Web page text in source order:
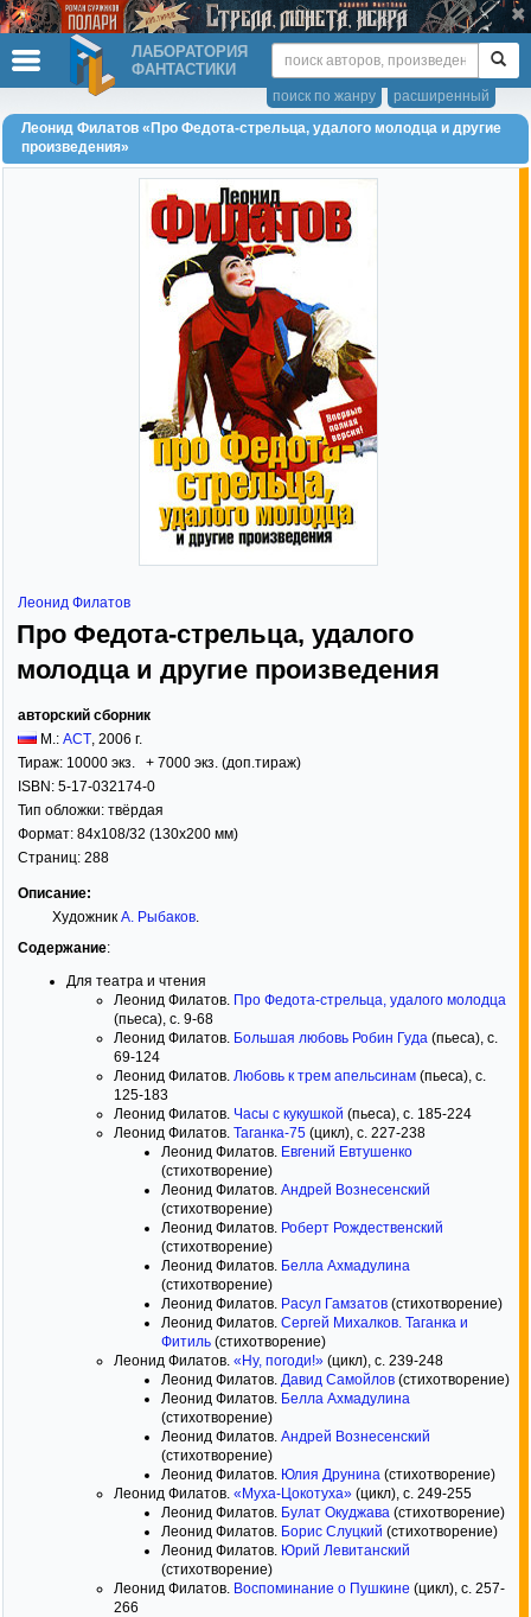
ЛАБОРАТОРИЯ
ФАНТАСТИКИ
расширенный
поиск по жанру
Леонид Филатов «Про Федота-стрельца, удалого молодца и другие
произведения»
Леонид Филатов
Про Федота-стрельца, удалого
молодца и другие произведения
авторский сборник
М.: АСТ, 2006 г.
Тираж: 10000 экз. + 7000 экз. (доп.тираж)
ISBN: 5-17-032174-0
Тип обложки: твёрдая
Формат: 84x108/32 (130x200 мм)
Страниц: 288
Описание:
Художник А. Рыбаков.
Содержание:
Для театра и чтения
Леонид Филатов. Про Федота-стрельца, удалого молодца
(пьеса), с. 9-68
Леонид Филатов. Большая любовь Робин Гуда (пьеса), с.
69-124
Леонид Филатов. Любовь к трем апельсинам (пьеса), с.
125-183
Леонид Филатов. Часы с кукушкой (пьеса), с. 185-224
Леонид Филатов. Таганка-75 (цикл), с. 227-238
Леонид Филатов. Евгений Евтушенко
(стихотворение)
Леонид Филатов. Андрей Вознесенский
(стихотворение)
Леонид Филатов. Роберт Рождественский
(стихотворение)
Леонид Филатов. Белла Ахмадулина
(стихотворение)
Леонид Филатов. Расул Гамзатов (стихотворение)
Леонид Филатов. Сергей Михалков. Таганка и
Фитиль (стихотворение)
Леонид Филатов. «Ну, погоди!» (цикл), с. 239-248
Леонид Филатов. Давид Самойлов (стихотворение)
Леонид Филатов. Белла Ахмадулина
(стихотворение)
Леонид Филатов. Андрей Вознесенский
(стихотворение)
Леонид Филатов. Юлия Друнина (стихотворение)
Леонид Филатов. «Муха-Цокотуха» (цикл), с. 249-255
Леонид Филатов. Булат Окуджава (стихотворение)
Леонид Филатов. Борис Слуцкий (стихотворение)
Леонид Филатов. Юрий Левитанский
(стихотворение)
Леонид Филатов. Воспоминание о Пушкине (цикл), с. 257-
266